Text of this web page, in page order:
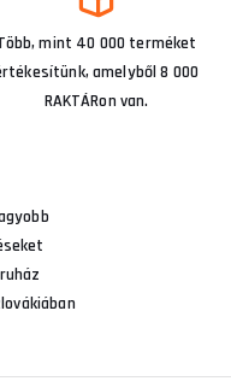
mint 40 000 terméket
amelyből 8 000
RAKTÁRon van.